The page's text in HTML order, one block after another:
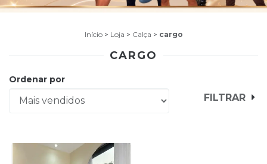
Início > Loja > Calça > cargo
CARGO
Ordenar por
FILTRAR